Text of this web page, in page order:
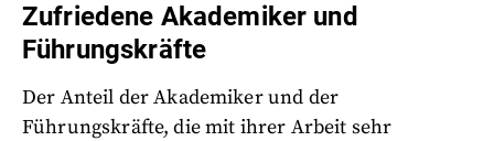
Zufriedene Akademiker und
Führungskräfte
Der Anteil der Akademiker und der
Führungskräfte, die mit ihrer Arbeit sehr